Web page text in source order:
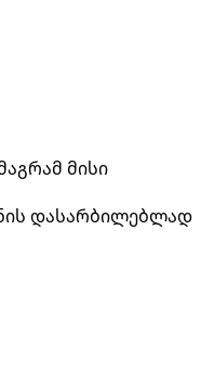
მისი
დასარბილებლად